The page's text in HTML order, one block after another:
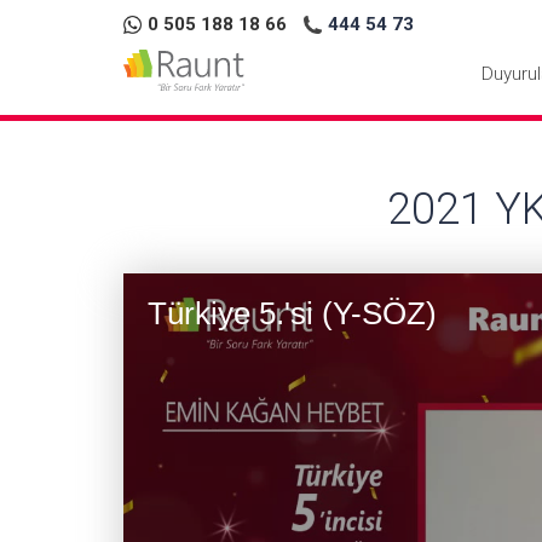
0 505 188 18 66 444 54 73
2021